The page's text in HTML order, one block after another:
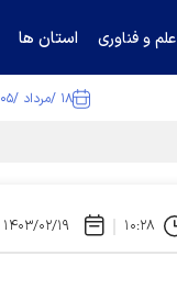
علم و فناوری استان ها
۱۸ /مرداد /۱۴۰۵
۱۰:۲۸ ۱۴۰۳/۰۲/۱۹